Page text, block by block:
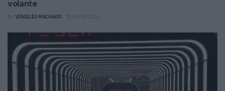
volante
VIRGILIO MACHADO